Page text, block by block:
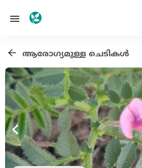
ആരോഗ്യമുള്ള ചെടികൾ